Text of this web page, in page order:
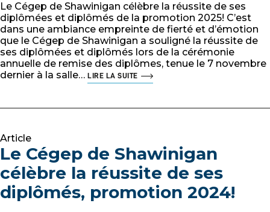
Le Cégep de Shawinigan célèbre la réussite de ses
diplômées et diplômés de la promotion 2025! C’est
dans une ambiance empreinte de fierté et d’émotion
que le Cégep de Shawinigan a souligné la réussite de
ses diplômées et diplômés lors de la cérémonie
annuelle de remise des diplômes, tenue le 7 novembre
dernier à la salle… LIRE LA SUITE
Article
Le Cégep de Shawinigan
célèbre la réussite de ses
diplômés, promotion 2024!